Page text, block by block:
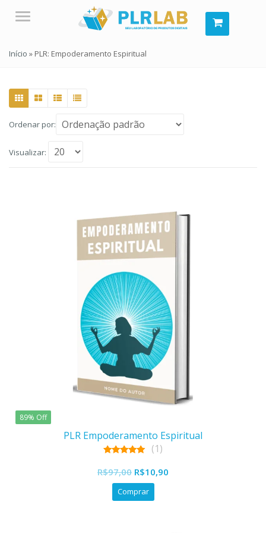
Menu
Início » PLR: Empoderamento Espiritual
Ordenar por:
Visualizar:
89% Off
PLR Empoderamento Espiritual
out of 5
(1)
R$97,00 O
preço
original
R$10,90
Comprar